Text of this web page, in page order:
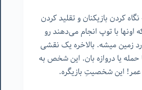
کردن بازیکنان و تقلید کردن
اونها با توپ انجام می‌دهند رو
زمین میشه. بالاخره یک نقشی
حمله یا دروازه بان. این شخص به
عمر! این شخصیتِ بازیگره.